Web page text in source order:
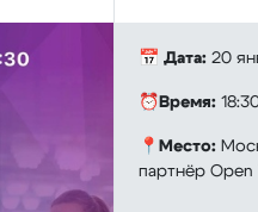
📅 Дата: 20
⏰ Время:
📍 Место:
партнёр Open